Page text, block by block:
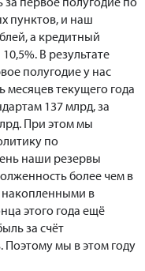
пунктов, и наш
а кредитный
В результате
полугодие у нас
месяцев текущего года
137 млрд, за
При этом мы
по
наши резервы
более чем в
накопленными в
этого года ещё
за счёт
Поэтому мы в этом году